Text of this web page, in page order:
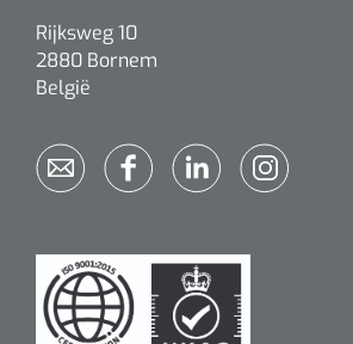
Rijksweg 10
2880 Bornem
België